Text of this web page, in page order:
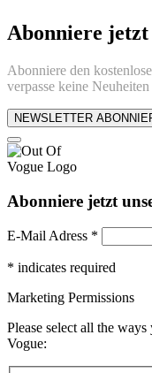
Abonniere
Abonniere den
verpasse keine
NEWSLETTER
Abonniere jetzt
E-Mail Adress *
* indicates required
Marketing Permissions
Please select all the
Vogue: